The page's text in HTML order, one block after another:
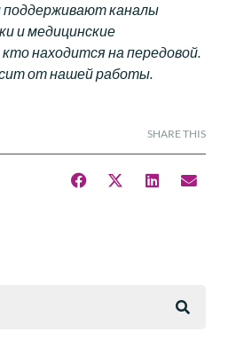
каналы
и медицинские
находится на передовой.
от нашей работы.
SHARE THIS